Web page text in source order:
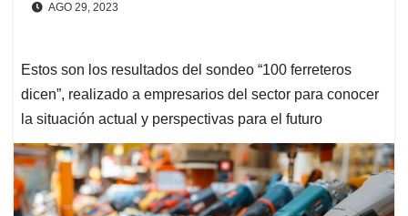
AGO 29, 2023
Estos son los resultados del sondeo “100 ferreteros
dicen”, realizado a empresarios del sector para conocer
la situación actual y perspectivas para el futuro